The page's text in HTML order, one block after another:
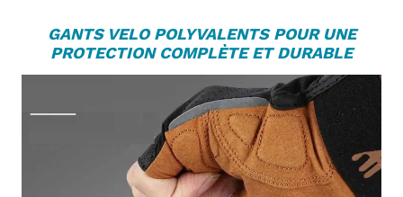
GANTS VELOPOLYVALENTS POUR UNE
PROTECTION COMPLÈTE ET DURABLE